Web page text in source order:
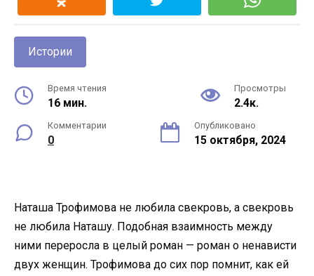
Истории
Время чтения
16 мин.
Просмотры
2.4к.
Комментарии
0
Опубликовано
15 октября, 2024
Наташа Трофимова не любила свекровь, а свекровь
не любила Наташу. Подобная взаимность между
ними переросла в целый роман — роман о ненависти
двух женщин. Трофимова до сих пор помнит, как ей